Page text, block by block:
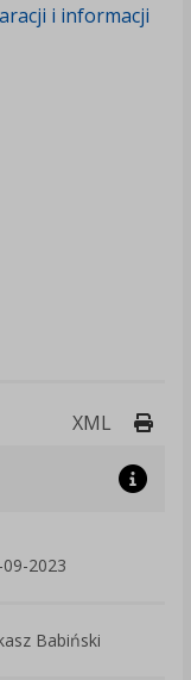
i informacji
XML
09-2023
Babiński